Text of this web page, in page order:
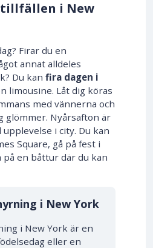
tillfällen i New
Firar du en
annat alldeles
Du kan fira dagen i
limousine. Låt dig köras
med vännerna och
glömmer. Nyårsafton är
i city. Du kan
Square, gå på fest i
på en båttur där du kan
i New York
i New York är en
eller en